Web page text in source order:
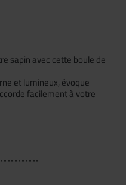
sapin avec cette boule de
et lumineux, évoque
facilement à votre